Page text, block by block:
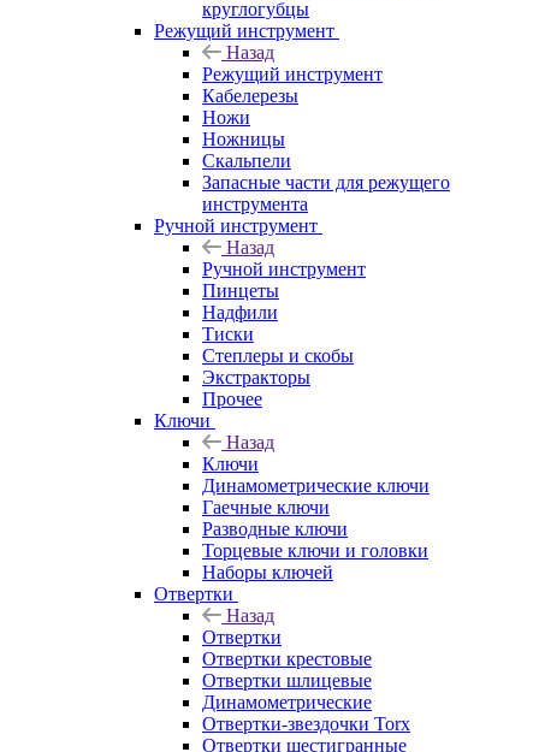
круглогубцы
Режущий инструмент
Назад
Режущий инструмент
Кабелерезы
Ножи
Ножницы
Скальпели
Запасные части для режущего
инструмента
Ручной инструмент
Назад
Ручной инструмент
Пинцеты
Надфили
Тиски
Степлеры и скобы
Экстракторы
Прочее
Ключи
Назад
Ключи
Динамометрические ключи
Гаечные ключи
Разводные ключи
Торцевые ключи и головки
Наборы ключей
Отвертки
Назад
Отвертки
Отвертки крестовые
Отвертки шлицевые
Динамометрические
Отвертки-звездочки Torx
Отвертки шестигранные